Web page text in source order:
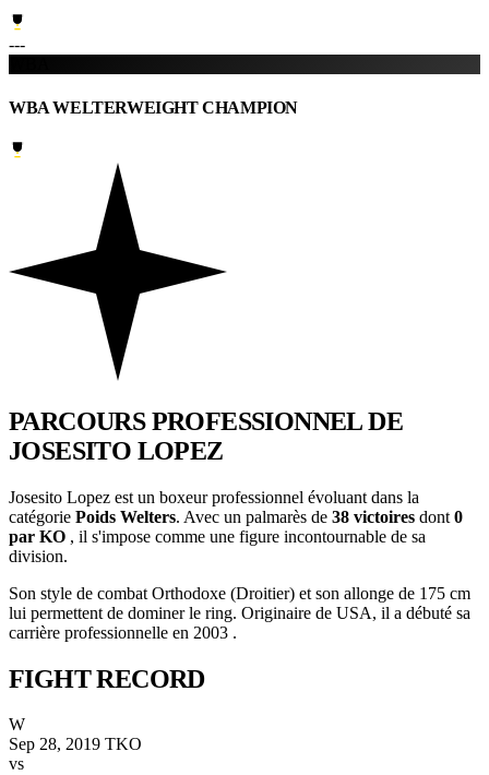
---
WBA WELTERWEIGHT CHAMPION
PARCOURS PROFESSIONNELDE
JOSESITO LOPEZ
Josesito Lopez est un boxeur professionnel évoluant dans la
catégorie Poids Welters. Avec un palmarès de 38 victoires dont 0
par KO , il s'impose comme une figure incontournable de sa
division.
Son style de combat Orthodoxe (Droitier) et son allonge de 175 cm
lui permettent de dominer le ring. Originaire de USA, il a débuté sa
carrière professionnelle en 2003 .
FIGHTRECORD
W
Sep 28, 2019 TKO
vs